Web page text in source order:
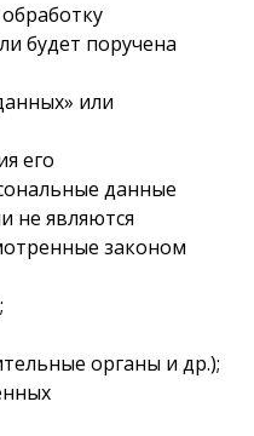
будет поручена
или
его
данные
не являются
законом
органы и др.);